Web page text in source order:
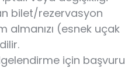
bilet/rezervasyon
almanızı (esnek uçak
için başvuru